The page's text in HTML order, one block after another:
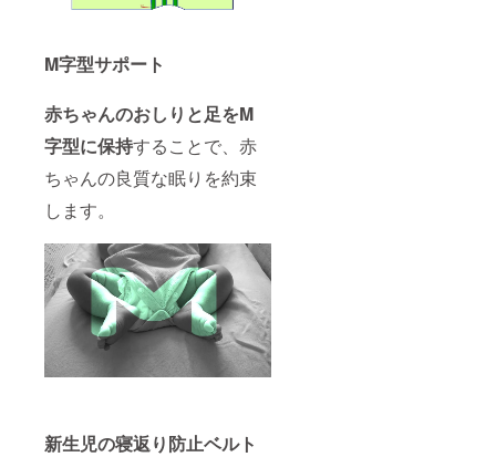
M字型サポート
赤ちゃんのおしりと足をM
字型に保持することで、赤
ちゃんの良質な眠りを約束
します。
新生児の寝返り防止ベルト